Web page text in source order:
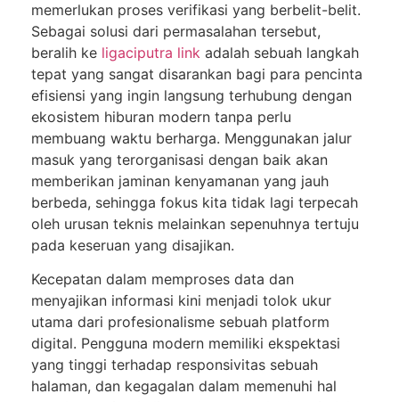
memerlukan proses verifikasi yang berbelit-belit.
Sebagai solusi dari permasalahan tersebut,
beralih ke ligaciputra link adalah sebuah langkah
tepat yang sangat disarankan bagi para pencinta
efisiensi yang ingin langsung terhubung dengan
ekosistem hiburan modern tanpa perlu
membuang waktu berharga. Menggunakan jalur
masuk yang terorganisasi dengan baik akan
memberikan jaminan kenyamanan yang jauh
berbeda, sehingga fokus kita tidak lagi terpecah
oleh urusan teknis melainkan sepenuhnya tertuju
pada keseruan yang disajikan.
Kecepatan dalam memproses data dan
menyajikan informasi kini menjadi tolok ukur
utama dari profesionalisme sebuah platform
digital. Pengguna modern memiliki ekspektasi
yang tinggi terhadap responsivitas sebuah
halaman, dan kegagalan dalam memenuhi hal